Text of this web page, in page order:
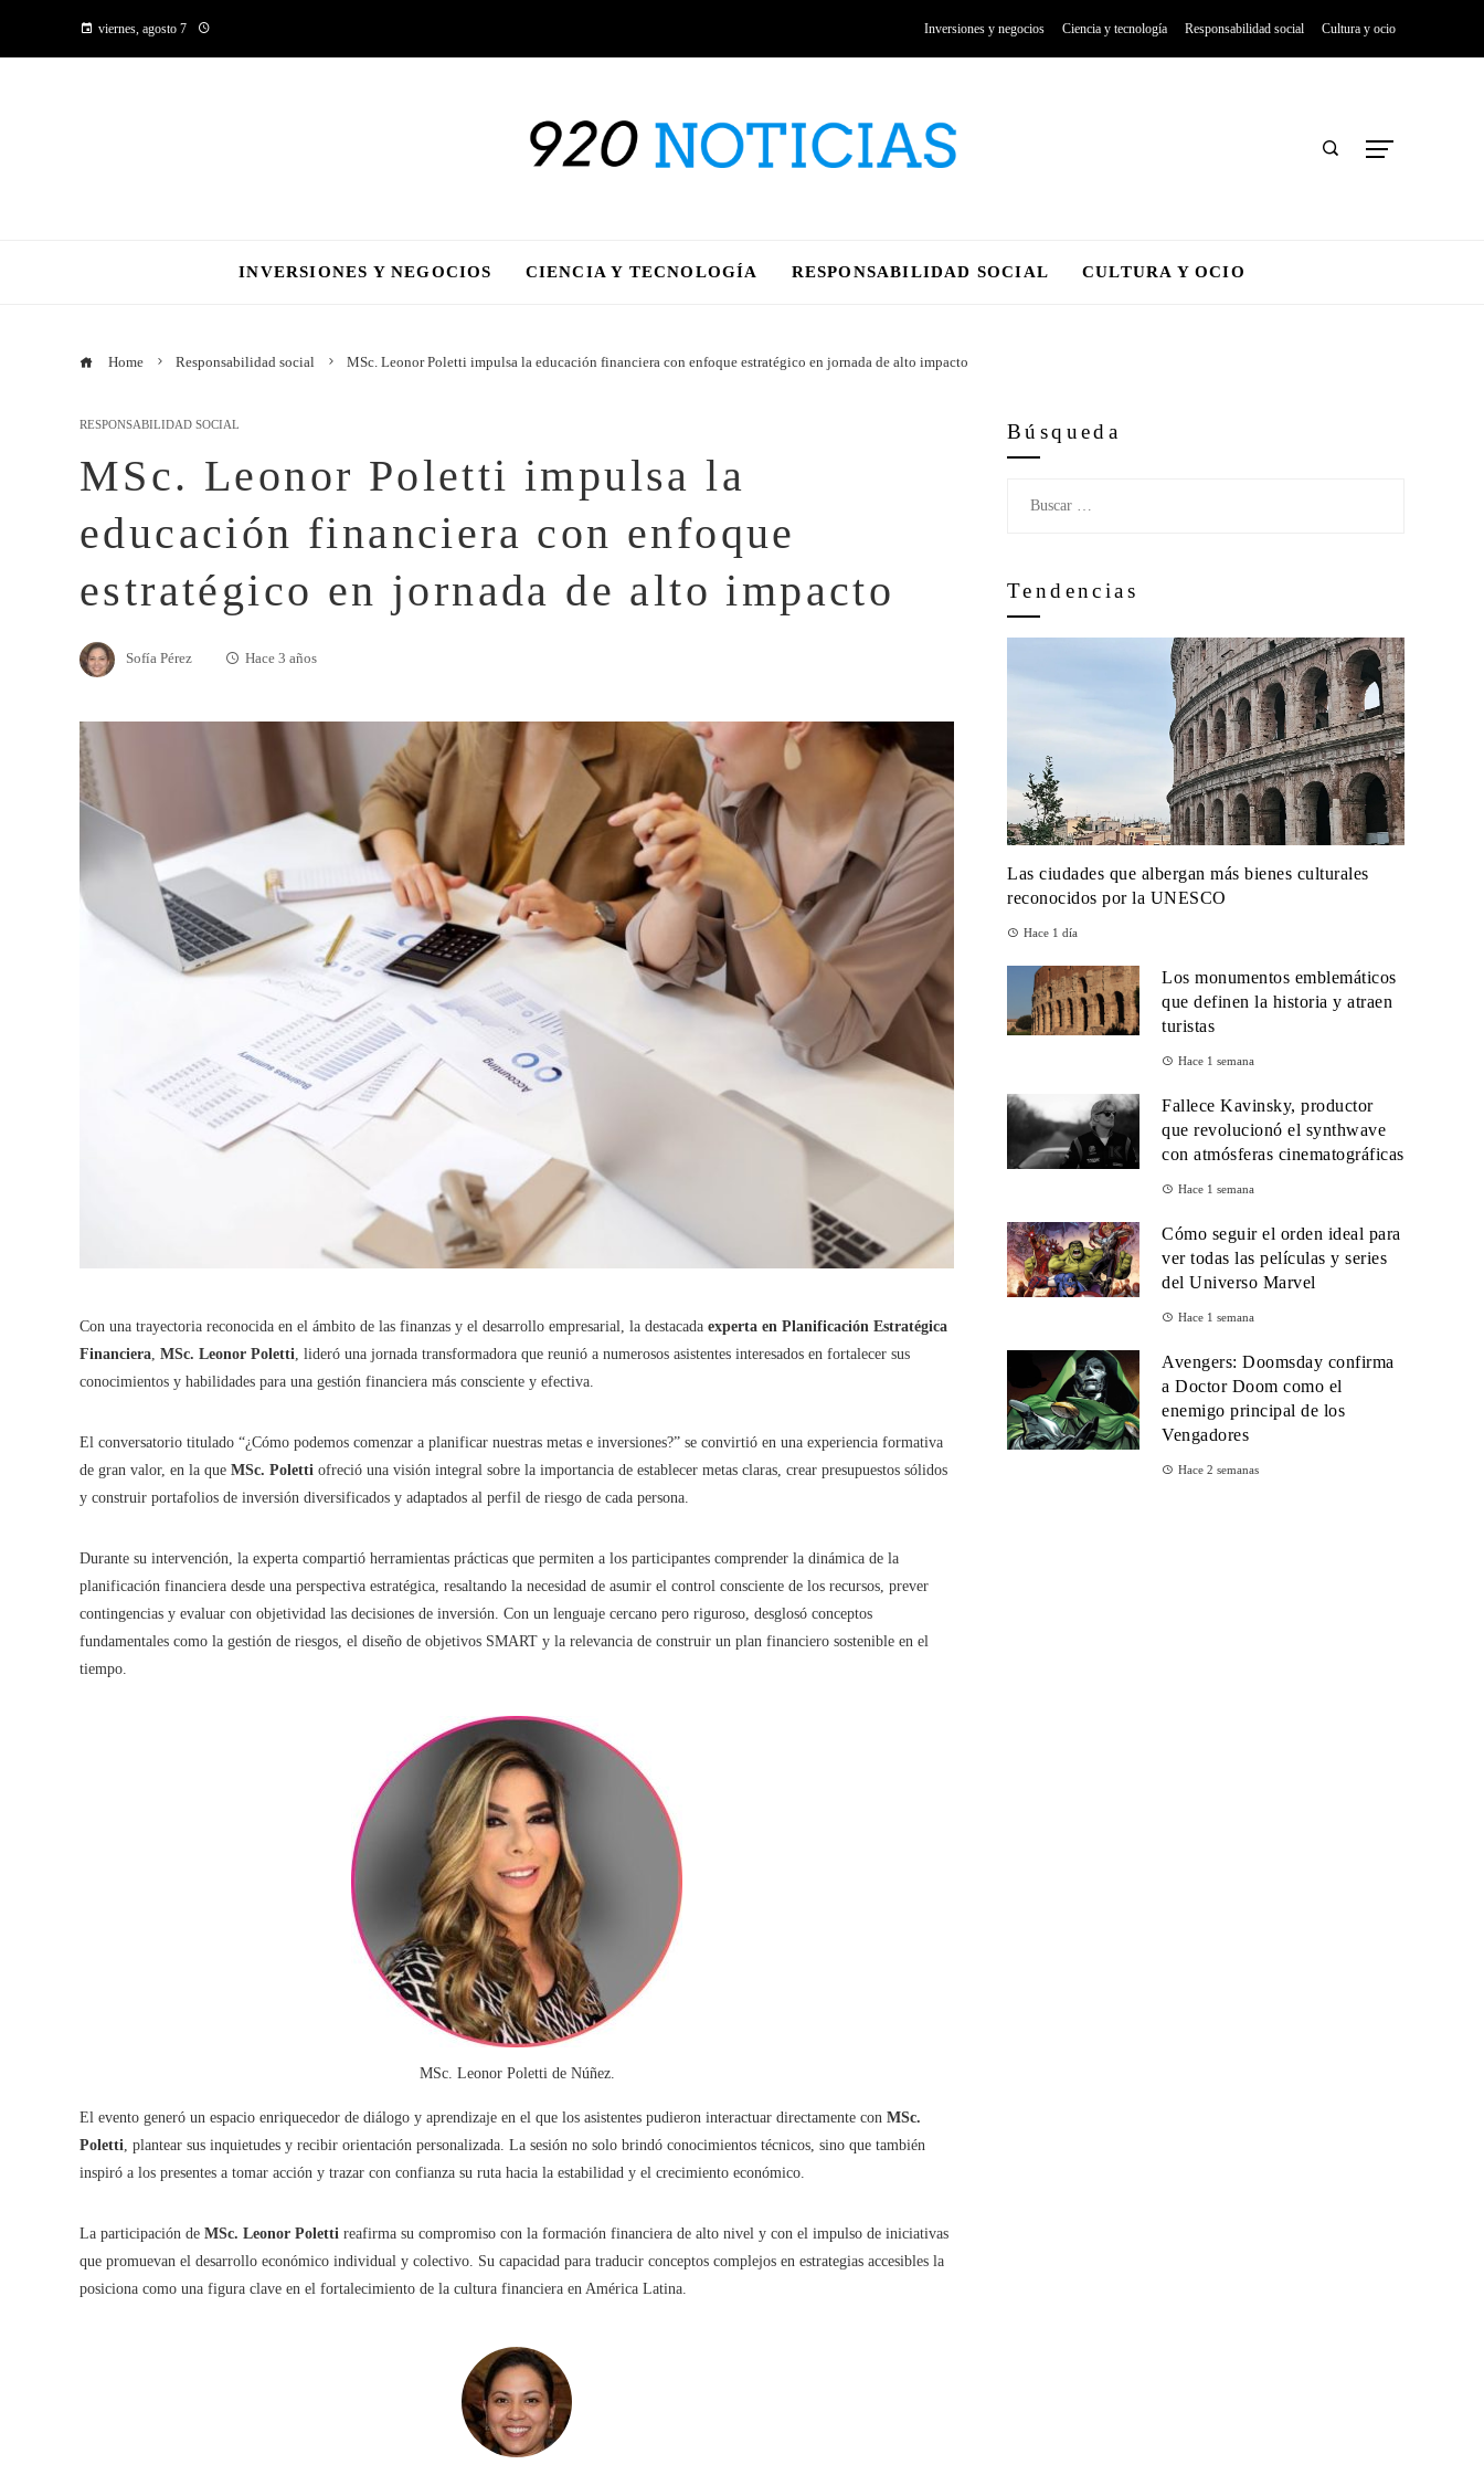
viernes, agosto 7 Inversiones y negocios Ciencia y tecnología Responsabilidad social Cultura y ocio
INVERSIONES Y NEGOCIOS CIENCIA Y TECNOLOGÍA RESPONSABILIDAD SOCIAL CULTURA Y OCIO
Home Responsabilidad social MSc. Leonor Poletti impulsa la educación financiera con enfoque estratégico en jornada de alto impacto
RESPONSABILIDAD SOCIAL
MSc. Leonor Poletti impulsa la
educación financiera con enfoque
estratégico en jornada de alto impacto
Sofía Pérez Hace 3 años
Con una trayectoria reconocida en el ámbito de las finanzas y el desarrollo empresarial, la destacada experta en Planificación Estratégica
Financiera, MSc. Leonor Poletti, lideró una jornada transformadora que reunió a numerosos asistentes interesados en fortalecer sus
conocimientos y habilidades para una gestión financiera más consciente y efectiva.
El conversatorio titulado “¿Cómo podemos comenzar a planificar nuestras metas e inversiones?” se convirtió en una experiencia formativa
de gran valor, en la que MSc. Poletti ofreció una visión integral sobre la importancia de establecer metas claras, crear presupuestos sólidos
y construir portafolios de inversión diversificados y adaptados al perfil de riesgo de cada persona.
Durante su intervención, la experta compartió herramientas prácticas que permiten a los participantes comprender la dinámica de la
planificación financiera desde una perspectiva estratégica, resaltando la necesidad de asumir el control consciente de los recursos, prever
contingencias y evaluar con objetividad las decisiones de inversión. Con un lenguaje cercano pero riguroso, desglosó conceptos
fundamentales como la gestión de riesgos, el diseño de objetivos SMART y la relevancia de construir un plan financiero sostenible en el
tiempo.
MSc. Leonor Poletti de Núñez.
El evento generó un espacio enriquecedor de diálogo y aprendizaje en el que los asistentes pudieron interactuar directamente con MSc.
Poletti, plantear sus inquietudes y recibir orientación personalizada. La sesión no solo brindó conocimientos técnicos, sino que también
inspiró a los presentes a tomar acción y trazar con confianza su ruta hacia la estabilidad y el crecimiento económico.
La participación de MSc. Leonor Poletti reafirma su compromiso con la formación financiera de alto nivel y con el impulso de iniciativas
que promuevan el desarrollo económico individual y colectivo. Su capacidad para traducir conceptos complejos en estrategias accesibles la
posiciona como una figura clave en el fortalecimiento de la cultura financiera en América Latina.
Búsqueda
Tendencias
Las ciudades que albergan más bienes culturales
reconocidos por la UNESCO
Hace 1 día
Los monumentos emblemáticos
que definen la historia y atraen
turistas
Hace 1 semana
Fallece Kavinsky, productor
que revolucionó el synthwave
con atmósferas cinematográficas
Hace 1 semana
Cómo seguir el orden ideal para
ver todas las películas y series
del Universo Marvel
Hace 1 semana
Avengers: Doomsday confirma
a Doctor Doom como el
enemigo principal de los
Vengadores
Hace 2 semanas